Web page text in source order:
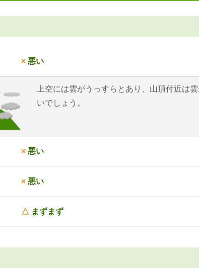
× 悪い
上空には雲がうっすらとあり、山頂付近は
いでしょう。
× 悪い
× 悪い
△ まずまず